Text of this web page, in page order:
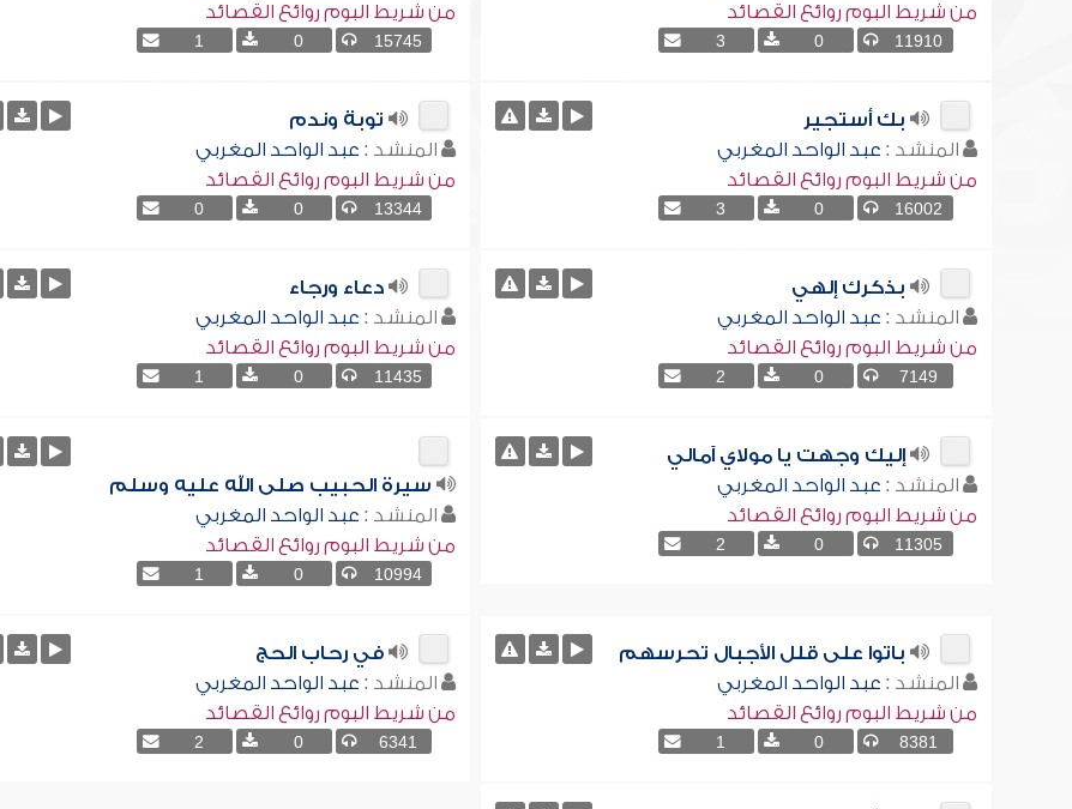
من شريط البوم روائع القصائد
11910
0
3
من شريط البوم روائع القصائد
15745
0
1
بك أستجير
المنشد : عبد الواحد المغربي
من شريط البوم روائع القصائد
16002
0
3
توبة وندم
المنشد : عبد الواحد المغربي
من شريط البوم روائع القصائد
13344
0
0
بذكرك إلهي
المنشد : عبد الواحد المغربي
من شريط البوم روائع القصائد
7149
0
2
دعاء ورجاء
المنشد : عبد الواحد المغربي
من شريط البوم روائع القصائد
11435
0
1
إليك وجهت يا مولاي آمالي
المنشد : عبد الواحد المغربي
من شريط البوم روائع القصائد
11305
0
2
سيرة الحبيب صلى الله عليه وسلم
المنشد : عبد الواحد المغربي
من شريط البوم روائع القصائد
10994
0
1
باتوا على قلل الأجبال تحرسهم
المنشد : عبد الواحد المغربي
من شريط البوم روائع القصائد
8381
0
1
في رحاب الحج
المنشد : عبد الواحد المغربي
من شريط البوم روائع القصائد
6341
0
2